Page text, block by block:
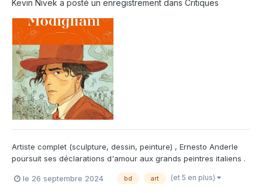
Kevin Nivek a posté un enregistrement dans Critiques
Artiste complet (sculpture, dessin, peinture) , Ernesto Anderle
poursuit ses déclarations d'amour aux grands peintres italiens .
l'exercice avec Modigliani pour la rentrée littéraire de l'éditeur
le 26 septembre 2024 bd art (et 5 en plus)